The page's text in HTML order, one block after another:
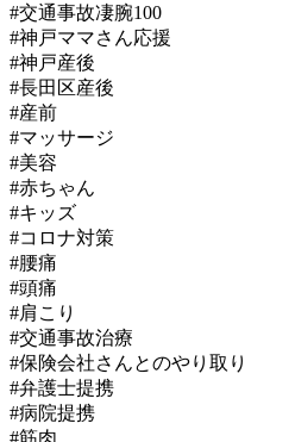
#交通事故凄腕100
#神戸ママさん応援
#神戸産後
#長田区産後
#産前
#マッサージ
#美容
#赤ちゃん
#キッズ
#コロナ対策
#腰痛
#頭痛
#肩こり
#交通事故治療
#保険会社さんとのやり取り
#弁護士提携
#病院提携
#筋肉